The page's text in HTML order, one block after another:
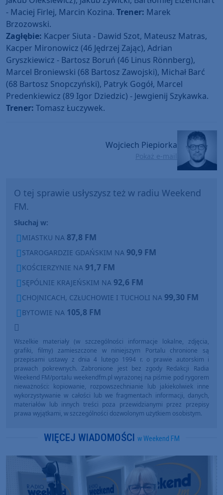
- Maciej Firlej, Marcin Kozina. Trener: Marek
Brzozowski.
Zagłębie: Kacper Siuta - Dawid Szot, Mateusz Matras,
Kacper Mironowicz (46 Jędrzej Zając), Adrian
Gryszkiewicz - Bartosz Boruń (46 Linus Rönnberg),
Marcel Broniewski (68 Bartosz Zawojski), Michał Barć
(68 Bartosz Snopczyński), Patryk Gogół, Marcel
Predenkiewicz (89 Igor Dziedzic) - Jewgienij Szykawka.
Trener: Tomasz Łuczywek.
Wojciech Piepiorka
Pokaż e-mail
O tej sprawie usłyszysz też w radiu Weekend
FM.
Słuchaj w:
MIASTKU NA 87,8 FM
STAROGARDZIE GDAŃSKIM NA 90,9 FM
KOŚCIERZYNIE NA 91,7 FM
SĘPÓLNIE KRAJEŃSKIM NA 92,6 FM
CHOJNICACH, CZŁUCHOWIE I TUCHOLI NA 99,30 FM
BYTOWIE NA 105,8 FM
Wszelkie materiały (w szczególności informacje lokalne, zdjęcia,
grafiki, filmy) zamieszczone w niniejszym Portalu chronione są
przepisami ustawy z dnia 4 lutego 1994 r. o prawie autorskim i
prawach pokrewnych. Zabronione jest bez zgody Redakcji Radia
Weekend FM/portalu weekendfm.pl wyrażonej na piśmie pod rygorem
nieważności: kopiowanie, rozpowszechnianie lub jakiekolwiek inne
wykorzystywanie w całości lub we fragmentach informacji, danych,
materiałów lub innych treści poza przewidzianymi przez przepisy
prawa wyjątkami, w szczególności dozwolonym użytkiem osobistym.
WIĘCEJ WIADOMOŚCI w Weekend FM